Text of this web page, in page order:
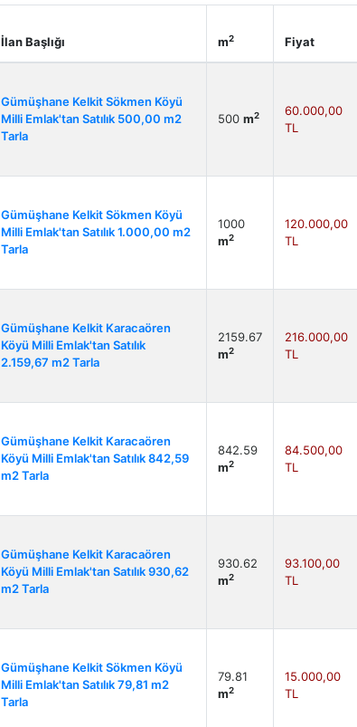
İlan Başlığı m2 Fiyat
Gümüşhane Kelkit Sökmen Köyü
Milli Emlak'tan Satılık 500,00 m2
Tarla
500 m2
60.000,00
TL
Gümüşhane Kelkit Sökmen Köyü
Milli Emlak'tan Satılık 1.000,00 m2
Tarla
1000
m2
120.000,00
TL
Gümüşhane Kelkit Karacaören
Köyü Milli Emlak'tan Satılık
2.159,67 m2 Tarla
2159.67
m2
216.000,00
TL
Gümüşhane Kelkit Karacaören
Köyü Milli Emlak'tan Satılık 842,59
m2 Tarla
842.59
m2
84.500,00
TL
Gümüşhane Kelkit Karacaören
Köyü Milli Emlak'tan Satılık 930,62
m2 Tarla
930.62
m2
93.100,00
TL
Gümüşhane Kelkit Sökmen Köyü
Milli Emlak'tan Satılık 79,81 m2
Tarla
79.81
m2
15.000,00
TL